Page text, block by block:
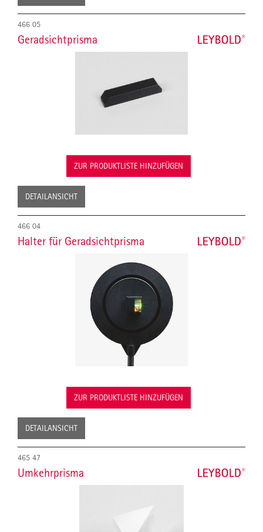
466 05
Geradsichtprisma
ZUR PRODUKTLISTE HINZUFÜGEN
DETAILANSICHT
466 04
Halter für Geradsichtprisma
ZUR PRODUKTLISTE HINZUFÜGEN
DETAILANSICHT
465 47
Umkehrprisma